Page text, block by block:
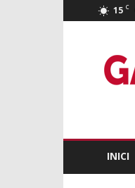
15 C
365
INICI